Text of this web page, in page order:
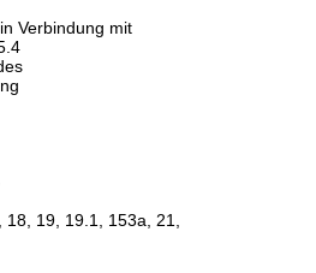
Verbindung mit
19, 19.1, 153a, 21,